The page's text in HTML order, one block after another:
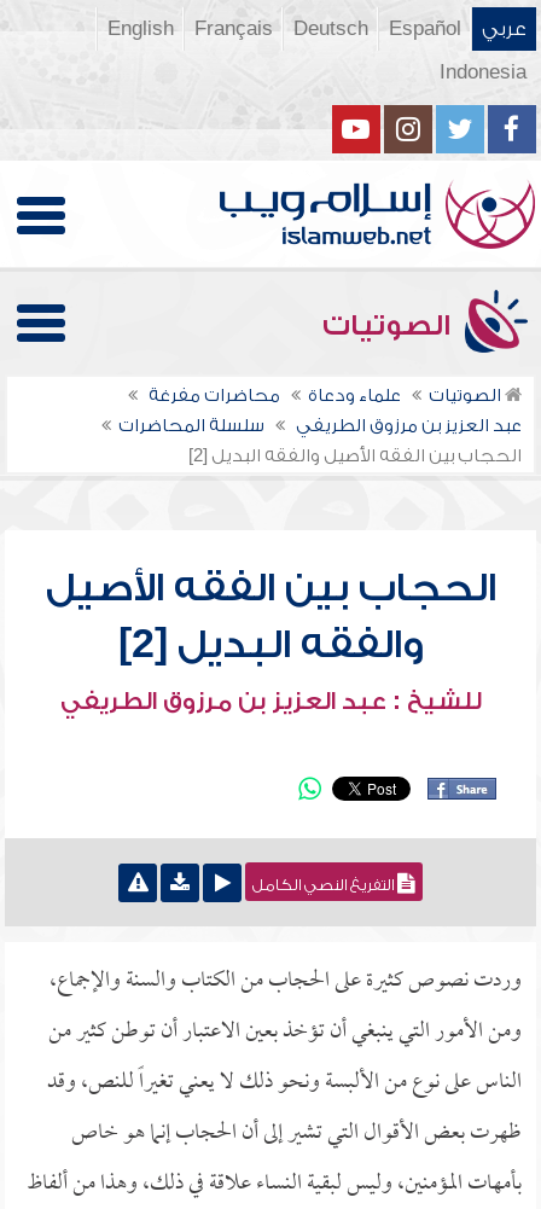
عربي Español
Deutsch
Français
English
Indonesia
الصوتيات
الصوتيات علماء ودعاة
محاضرات مفرغة
عبد العزيز بن مرزوق الطريفي
سلسلة المحاضرات
الحجاب بين الفقه الأصيل والفقه البديل [2]
الحجاب بين الفقه الأصيل
والفقه البديل [2]
للشيخ : عبد العزيز بن مرزوق الطريفي
التفريغ النصي الكامل
وردت نصوص كثيرة على الحجاب من الكتاب والسنة والإجماع،
ومن الأمور التي ينبغي أن تؤخذ بعين الاعتبار أن توطن كثير من
الناس على نوع من الألبسة ونحو ذلك لا يعني تغيراً للنص، وقد
ظهرت بعض الأقوال التي تشير إلى أن الحجاب إنما هو خاص
بأمهات المؤمنين، وليس لبقية النساء علاقة في ذلك، وهذا من ألفاظ